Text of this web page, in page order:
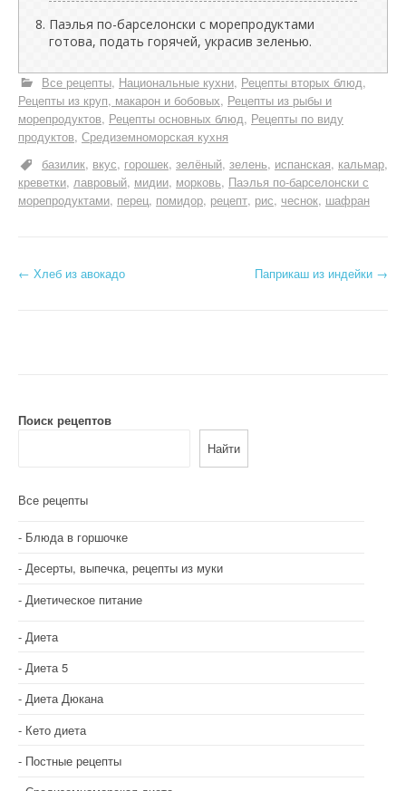
Паэлья по-барселонски с морепродуктами
готова, подать горячей, украсив зеленью.
Все рецепты Национальные кухни Рецепты вторых блюд
Рецепты из круп, макарон и бобовых Рецепты из рыбы и
морепродуктов Рецепты основных блюд Рецепты по виду
продуктов Средиземноморская кухня
базилик вкус горошек зелёный зелень испанская кальмар
креветки лавровый мидии морковь Паэлья по-барселонски с
морепродуктами перец помидор рецепт рис чеснок шафран
Н
г
и
я
п
о
з
а
п
и
с
← Хлеб из авокадо Паприкаш из индейки →
Поиск рецептов
Найти
Все рецепты
Блюда в горшочке
Десерты, выпечка, рецепты из муки
Диетическое питание
Диета
Диета 5
Диета Дюкана
Кето диета
Постные рецепты